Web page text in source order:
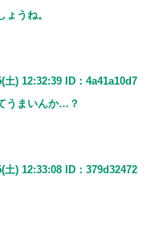
うね。
) 12:32:39 ID：4a41a10d7
うまいんか…？
) 12:33:08 ID：379d32472